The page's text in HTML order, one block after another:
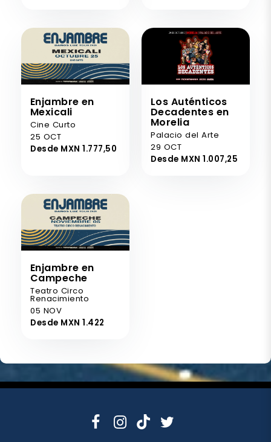
Enjambre en
Mexicali
Cine Curto
25 OCT
Desde MXN 1.777,50
Los Auténticos
Decadentes en
Morelia
Palacio del Arte
29 OCT
Desde MXN 1.007,25
Enjambre en
Campeche
Teatro Circo
Renacimiento
05 NOV
Desde MXN 1.422